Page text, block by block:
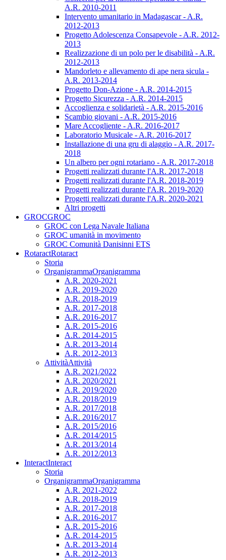
A.R. 2010-2011
Intervento umanitario in Madagascar - A.R.
2012-2013
Progetto Adolescenza Consapevole - A.R. 2012-
2013
Realizzazione di un polo per le disabilità - A.R.
2012-2013
Mandorleto e allevamento di ape nera sicula -
A.R. 2013-2014
Progetto Don-Azione - A.R. 2014-2015
Progetto Sicurezza - A.R. 2014-2015
Accoglienza e solidarietà - A.R. 2015-2016
Scambio giovani - A.R. 2015-2016
Mare Accogliente - A.R. 2016-2017
Laboratorio Musicale - A.R. 2016-2017
Installazione di una gru di alaggio - A.R. 2017-
2018
Un albero per ogni rotariano - A.R. 2017-2018
Progetti realizzati durante l'A.R. 2017-2018
Progetti realizzati durante l'A.R. 2018-2019
Progetti realizzati durante l'A.R. 2019-2020
Progetti realizzati durante l'A.R. 2020-2021
Altri progetti
GROCGROC
GROC con Lega Navale Italiana
GROC umanità in movimento
GROC Comunità Danisinni ETS
RotaractRotaract
Storia
OrganigrammaOrganigramma
A.R. 2020-2021
A.R. 2019-2020
A.R. 2018-2019
A.R. 2017-2018
A.R. 2016-2017
A.R. 2015-2016
A.R. 2014-2015
A.R. 2013-2014
A.R. 2012-2013
AttivitàAttività
A.R. 2021/2022
A.R. 2020/2021
A.R. 2019/2020
A.R. 2018/2019
A.R. 2017/2018
A.R. 2016/2017
A.R. 2015/2016
A.R. 2014/2015
A.R. 2013/2014
A.R. 2012/2013
InteractInteract
Storia
OrganigrammaOrganigramma
A.R. 2021-2022
A.R. 2018-2019
A.R. 2017-2018
A.R. 2016-2017
A.R. 2015-2016
A.R. 2014-2015
A.R. 2013-2014
A.R. 2012-2013